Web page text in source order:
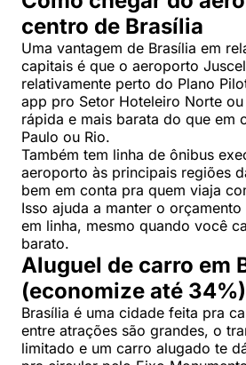
centro de Brasília
Uma vantagem de Brasília em
capitais é que o aeroporto
relativamente perto do Plano
app pro Setor Hoteleiro Norte
rápida e mais barata do que em
Paulo ou Rio.
Também tem linha de ônibus
aeroporto às principais regiões
bem em conta pra quem viaja
Isso ajuda a manter o
em linha, mesmo quando você
barato.
Aluguel de carro em
(economize até 34%)
Brasília é uma cidade feita pra
entre atrações são grandes, o
limitado e um carro alugado te